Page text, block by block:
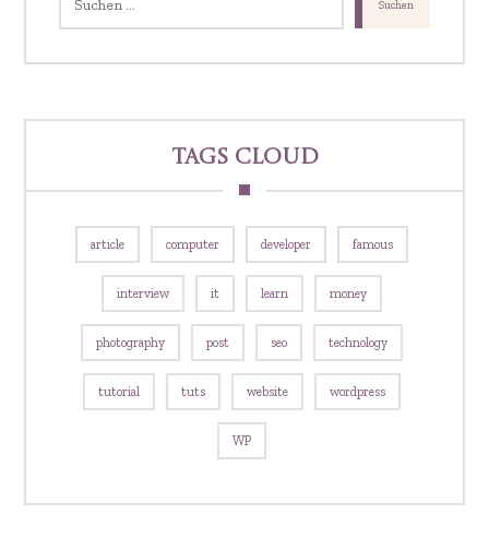
Tags Cloud
article computer developer famous
interview it learn money
photography post seo technology
tutorial tuts website wordpress
WP